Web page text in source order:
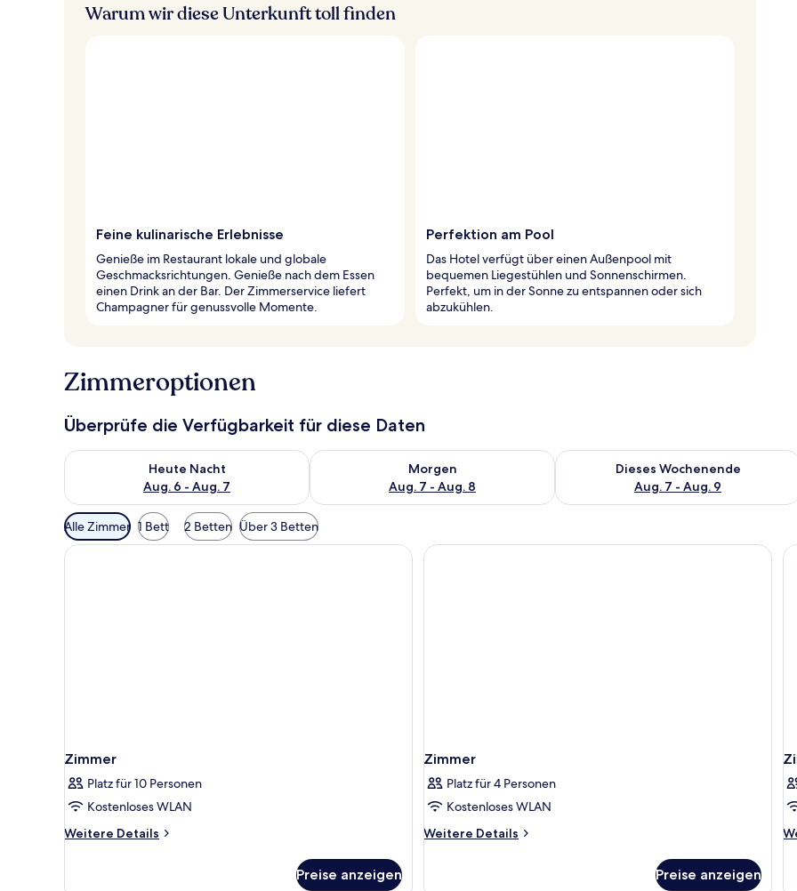
Warum wir diese Unterkunft toll finden
Feine kulinarische Erlebnisse
Genieße im Restaurant lokale und globale
Geschmacksrichtungen. Genieße nach dem Essen
einen Drink an der Bar. Der Zimmerservice liefert
Champagner für genussvolle Momente.
Perfektion am Pool
Das Hotel verfügt über einen Außenpool mit
bequemen Liegestühlen und Sonnenschirmen.
Perfekt, um in der Sonne zu entspannen oder sich
abzukühlen.
Zimmeroptionen
Überprüfe die Verfügbarkeit für diese Daten
Heute Nacht
Aug. 6 - Aug. 7
Überprüfe die Verfügbarkeit für heute Nacht, Aug. 6 - Aug. 7.
Morgen
Aug. 7 - Aug. 8
Überprüfe die Verfügbarkeit für morgen, Aug. 7 - Aug. 8.
Dieses Wochenende
Aug. 7 - Aug. 9
Überprüfe die Verfügbarkeit für
Verfügbare
Filter
für
Alle Zimmer 1 Bett 2 Betten Über 3 Betten
Zimmer
Platz für 10 Personen
Kostenloses WLAN
Weitere Details
Weitere
Preise anzeigen
Zimmer
Platz für 4 Personen
Kostenloses WLAN
Weitere Details
Weitere
Preise anzeigen